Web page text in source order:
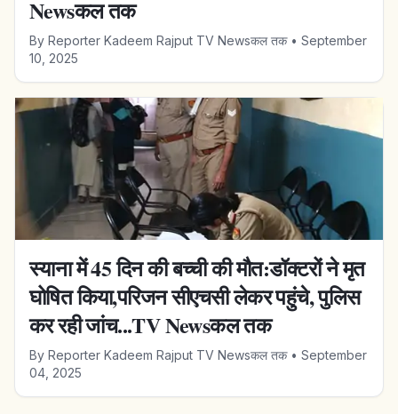
Newsकल तक
By Reporter Kadeem Rajput TV Newsकल तक• September
10, 2025
स्याना में 45 दिन की बच्ची की मौत:डॉक्टरों ने मृत
घोषित किया,परिजन सीएचसी लेकर पहुंचे, पुलिस
कर रही जांच...TV Newsकल तक
By Reporter Kadeem Rajput TV Newsकल तक• September
04, 2025